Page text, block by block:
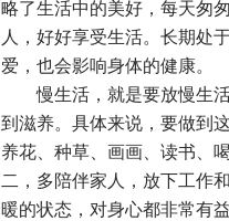
略了生活中的美好，每天匆
人，好好享受生活。长期处
爱，也会影响身体的健康。
慢生活，就是要放慢生活
到滋养。具体来说，要做到
养花、种草、画画、读书、
二，多陪伴家人，放下工作
暖的状态，对身心都非常有